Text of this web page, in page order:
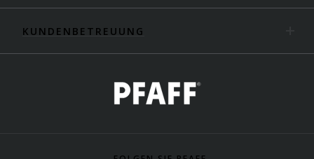
KUNDENBETREUUNG